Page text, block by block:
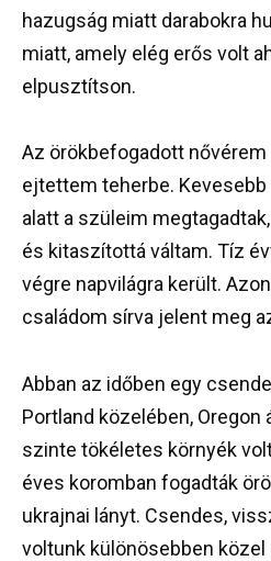
hazugság miatt darabokra
miatt, amely elég erős volt
elpusztítson.
Az örökbefogadott nővérem
ejtettem teherbe.
alatt a szüleim
és kitaszítottá váltam. Tíz
végre napvilágra került.
családom sírva jelent meg
Abban az időben egy
Portland közelében, Oregon
szinte tökéletes környék
éves koromban fogadták
ukrajnai lányt. Csendes,
voltunk különösebben közel